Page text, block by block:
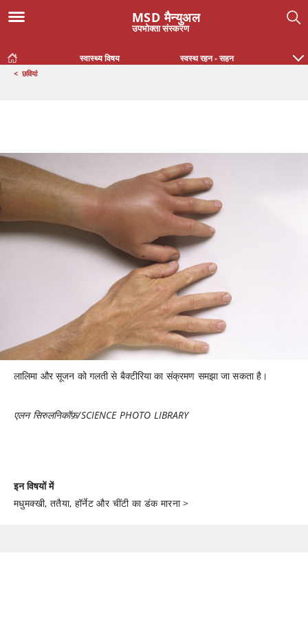
MSD मैन्युअल
उपभोक्ता संस्करण
स्वास्थ्य विषय स्वस्थ रहन - सहन
< छवियां
लालिमा और सूजन को गलती से बैक्टीरिया का संक्रमण समझा जा सकता है।
एलन सिरुलनिकॉफ़/SCIENCE PHOTO LIBRARY
इन विषयों में
मधुमक्खी, ततैया, हॉर्नेट और चींटी का डंक मारना>